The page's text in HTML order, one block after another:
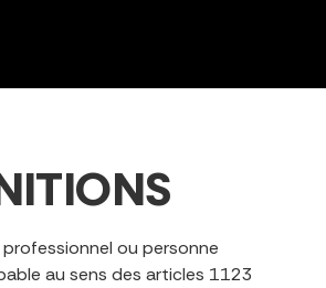
ou personne
au sens des articles 1123